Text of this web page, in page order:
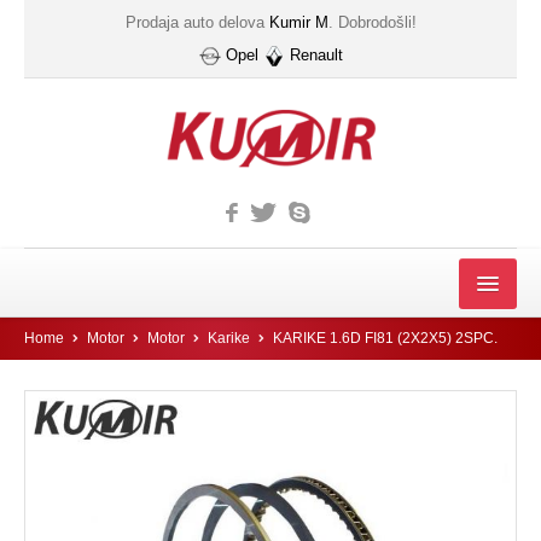
Prodaja auto delova Kumir M . Dobrodošli!
Opel
Renault
MOTOR
Filter automatskog menjača
IZDUVNI SISTEM
Home Motor Motor Karike KARIKE 1.6D FI81 (2X2X5) 2SPC.